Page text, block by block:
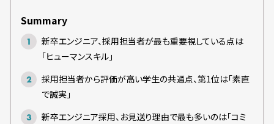
Summary
新卒エンジニア、採用担当者が最も重要視している点は
「ヒューマンスキル」
採用担当者から評価が高い学生の共通点、第1位は「素直
で誠実」
新卒エンジニア採用、お見送り理由で最も多いのは「コミ